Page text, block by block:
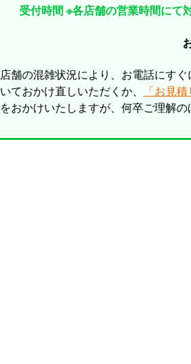
受付時間 ※各店舗の営業時間にて
店舗の混雑状況により、お電話にす
いておかけ直しいただくか、
「お見
をおかけいたしますが、何卒ご理解